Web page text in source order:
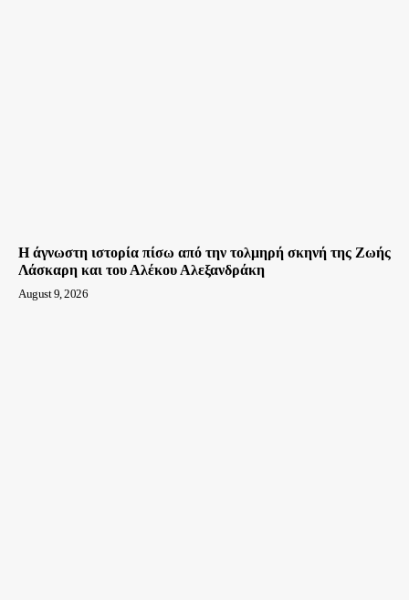
Η άγνωστη ιστορία πίσω από την τολμηρή σκηνή της Ζωής
Λάσκαρη και του Αλέκου Αλεξανδράκη
August 9, 2026